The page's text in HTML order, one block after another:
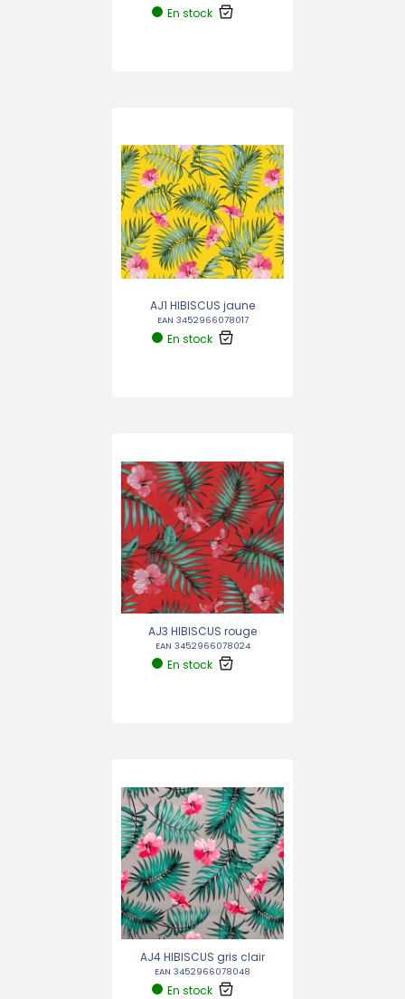
En stock
AJ1 HIBISCUS jaune
EAN 3452966078017
En stock
AJ3 HIBISCUS rouge
EAN 3452966078024
En stock
AJ4 HIBISCUS gris clair
EAN 3452966078048
En stock